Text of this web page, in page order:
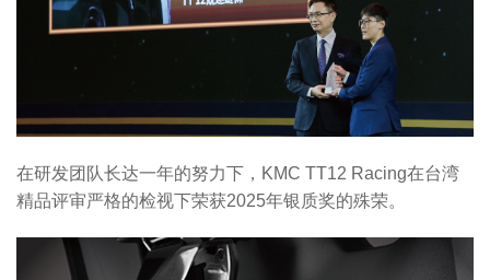
在研发团队长达一年的努力下，KMC TT12 Racing在台湾
精品评审严格的检视下荣获2025年银质奖的殊荣。